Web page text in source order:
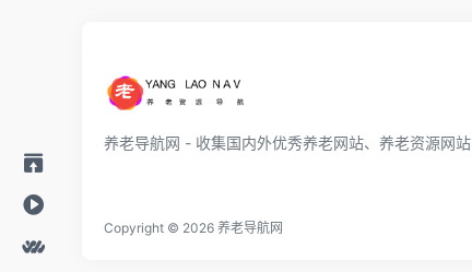
养老导航网 - 收集国内外优秀养老网站、养老资源网站
Copyright © 2026 养老导航网